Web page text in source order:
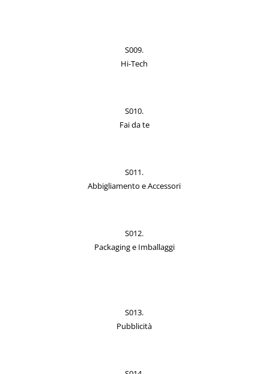
S009.
Hi-Tech
S010.
Fai da te
S011.
Abbigliamento e Accessori
S012.
Packaging e Imballaggi
S013.
Pubblicità